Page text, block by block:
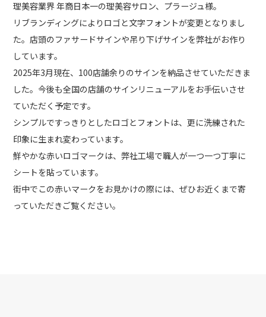
理美容業界 年商日本一の理美容サロン、プラージュ様。
リブランディングによりロゴと文字フォントが変更となりまし
た。店頭のファサードサインや吊り下げサインを弊社がお作り
しています。
2025年3月現在、100店舗余りのサインを納品させていただきま
した。今後も全国の店舗のサインリニューアルをお手伝いさせ
ていただく予定です。
シンプルですっきりとしたロゴとフォントは、更に洗練された
印象に生まれ変わっています。
鮮やかな赤いロゴマークは、弊社工場で職人が一つ一つ丁寧に
シートを貼っています。
街中でこの赤いマークをお見かけの際には、ぜひお近くまで寄
っていただきご覧ください。